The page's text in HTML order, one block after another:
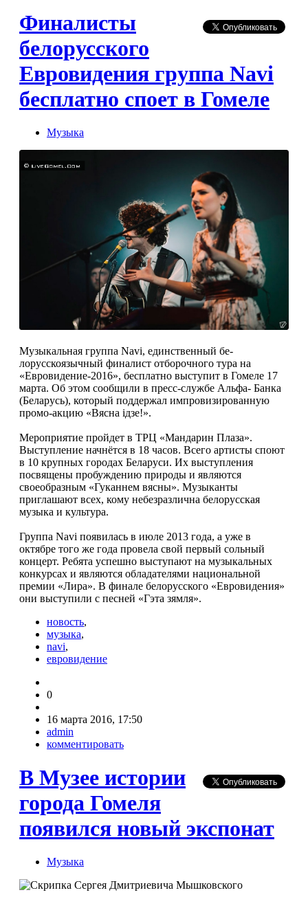
Финалисты
белорусского
Евровидения группа Navi
бесплатно споет в Гомеле
Музыка
Музы­кальная группа Navi, единственный бе­
лорусскоязычный финалист отбороч­ного тура на
«Евровидение-2016», бес­платно выступит в Гомеле 17
марта. Об этом сообщили в пресс-службе Альфа- Банка
(Беларусь), который поддержал импровизированную
промо-акцию «Вясна iдзе!».
Мероприятие пройдет в ТРЦ «Мандарин Плаза».
Выступление начнётся в 18 часов. Всего артисты спо­ют
в 10 крупных городах Беларуси. Их выступления
посвящены пробуждению природы и являются
своеобразным «Гу­каннем вясны». Музыканты
приглаша­ют всех, кому небезразлична белорус­ская
музыка и культура.
Группа Navi появилась в июле 2013 года, а уже в
октябре того же года провела свой первый сольный
концерт. Ребята успешно выступают на музыкальных
конкурсах и являются обладателями национальной
премии «Лира». В финале белорусского «Евровидения»
они выступили с песней «Гэта зямля».
новость,
музыка,
navi,
евровидение
0
16 марта 2016, 17:50
admin
комментировать
В Музее истории
города Гомеля
появился новый экспонат
Музыка